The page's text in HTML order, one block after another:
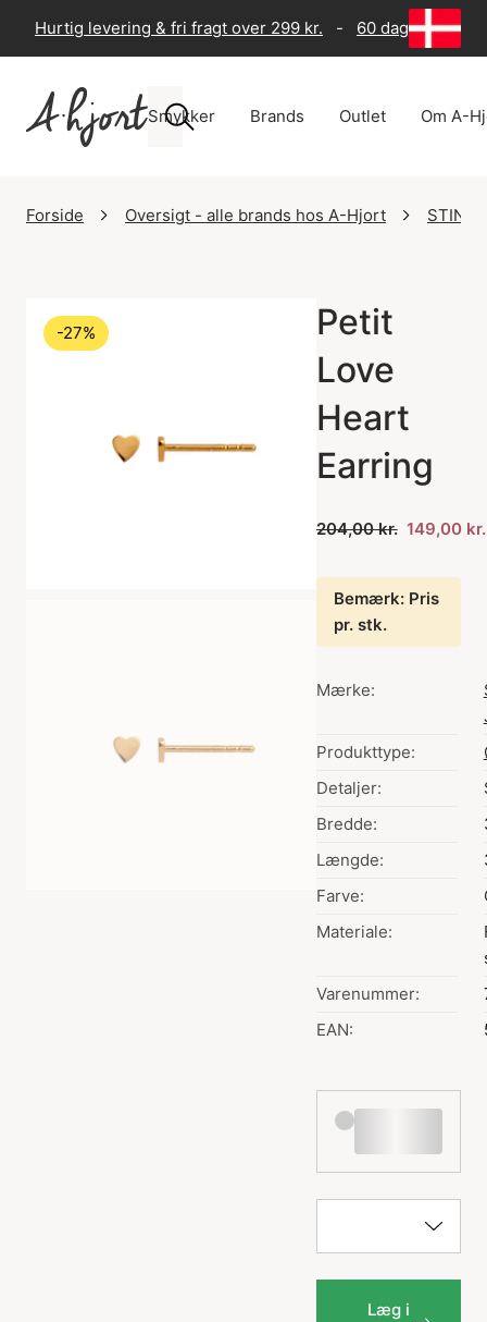
Hurtig levering & fri fragt over 299 kr. - 60 dages
Smykker Brands Outlet Om A-
Forside Oversigt - alle brands hos A-Hjort STINE
-27%
Petit
Love
Heart
Earring
204,00 kr. 149,00 kr.
Bemærk: Pris
pr. stk.
Mærke:
Produkttype:
Detaljer:
Bredde:
Længde:
Farve:
Materiale:
Varenummer:
EAN:
Læg i